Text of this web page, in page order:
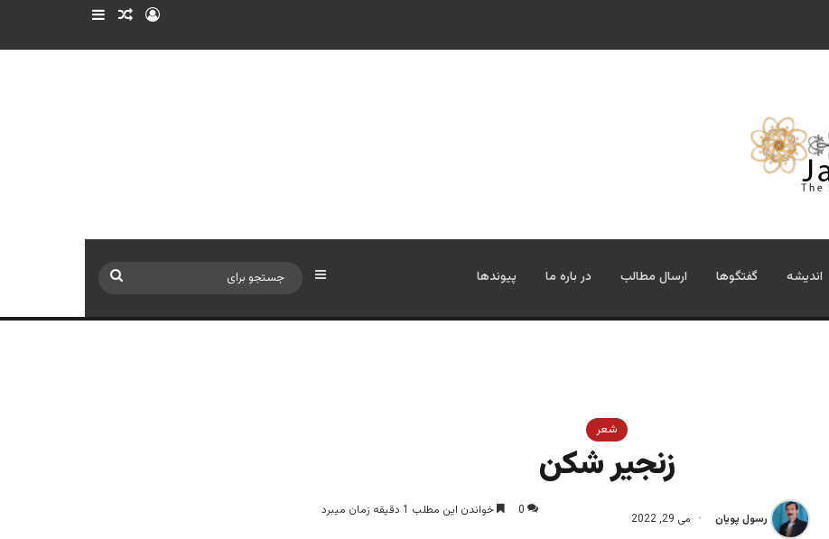
ورود نوشته تصادفی
اندیشه گفتگوها ارسال مطالب در باره ما پیوندها سایدبار
شعر
زنجیر شکن
رسول پویان می 29, 2022
0 خواندن این مطلب 1 دقیقه زمان میبرد